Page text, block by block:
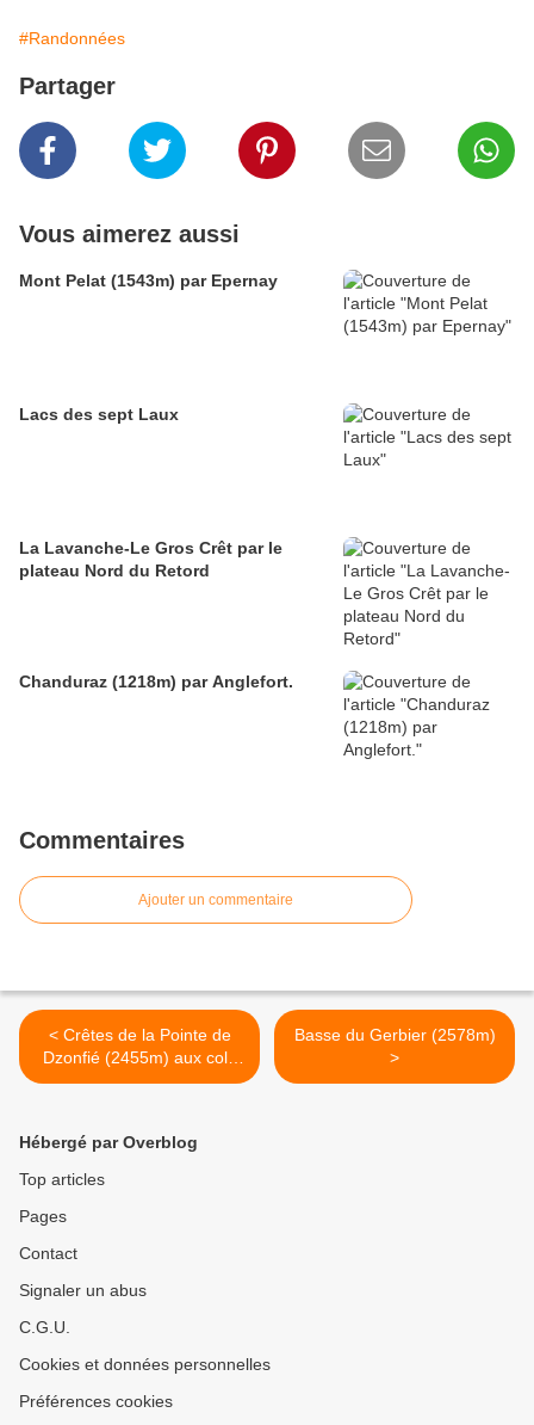
#Randonnées
Partager
Vous aimerez aussi
Mont Pelat (1543m) par Epernay
Lacs des sept Laux
La Lavanche-Le Gros Crêt par le
plateau Nord du Retord
Chanduraz (1218m) par Anglefort.
Commentaires
Ajouter un commentaire
< Crêtes de la Pointe de
Dzonfié (2455m) aux cols
des Tufs Blanc (2304m) et
Basse du Gerbier (2578m)
>
Hébergé par Overblog
Top articles
Pages
Contact
Signaler un abus
C.G.U.
Cookies et données personnelles
Préférences cookies